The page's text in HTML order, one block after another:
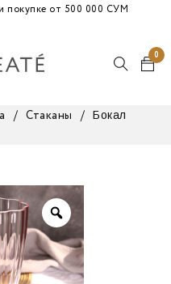
покупке от 500 000 СУМ
0
/ Стаканы /
Бокал